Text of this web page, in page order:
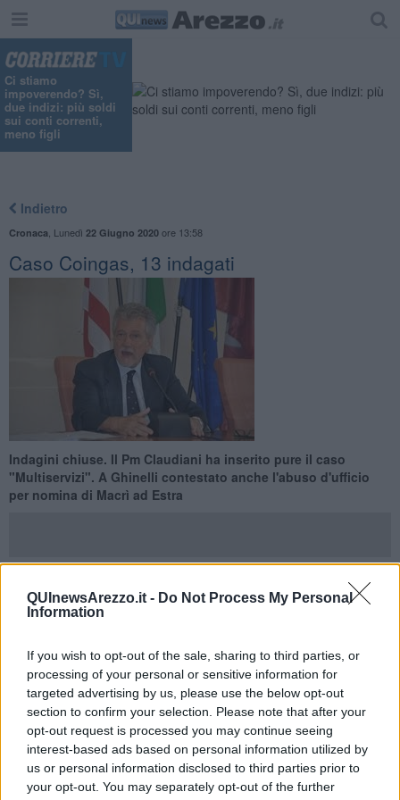
QUInewsArezzo.it - Do Not Process My Personal
Information
If you wish to opt-out of the sale, sharing to third parties, or
processing of your personal or sensitive information for
targeted advertising by us, please use the below opt-out
section to confirm your selection. Please note that after your
opt-out request is processed you may continue seeing
interest-based ads based on personal information utilized by
us or personal information disclosed to third parties prior to
your opt-out. You may separately opt-out of the further
Ci stiamo
impoverendo? Sì,
due indizi: più soldi
sui conti correnti,
meno figli
Indietro
Cronaca Lunedì 22 Giugno 2020ore 13:58
Caso Coingas, 13 indagati
Indagini chiuse. Il Pm Claudiani ha inserito pure il caso
"Multiservizi". A Ghinelli contestato anche l'abuso d'ufficio
per nomina di Macrì ad Estra
AREZZO —Il Pm Claudiani ha chiuso le indagini sul caso Coingas.
Ad Alessandro Ghinelli, sindaco di Arezzo, il pubblico ministero
contesta l'abuso di ufficio per aver nominato Francesco Macrì alla
presidenza di Estra e il mancato controllo sulle consulenze
Coingas.
Favoreggiamento e abuso di ufficio per Alberto Merelli, assessore